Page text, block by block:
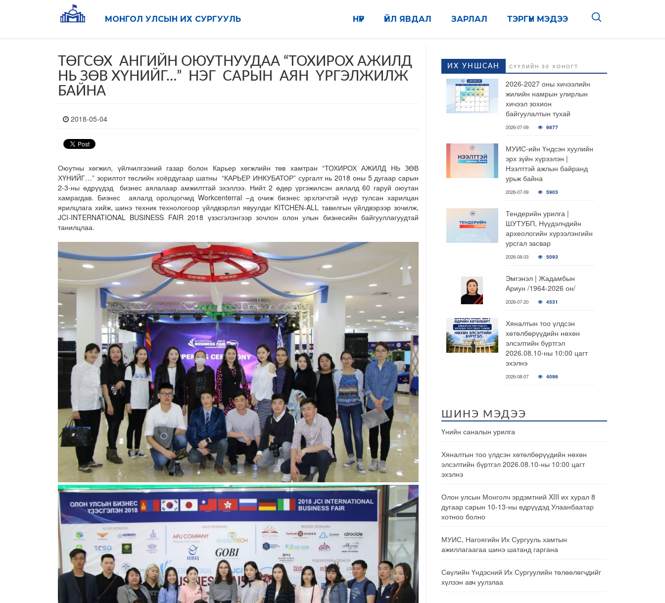
МОНГОЛ УЛСЫН ИХ СУРГУУЛЬ ТЭРГҮҮН МЭДЭЭ
ЗАРЛАЛ
ҮЙЛ ЯВДАЛ
НҮҮР
ТӨГСӨХ АНГИЙН ОЮУТНУУДАА “ТОХИРОХ АЖИЛД
НЬ ЗӨВ ХҮНИЙГ…” НЭГ САРЫН АЯН ҮРГЭЛЖИЛЖ
БАЙНА
2018-05-04
Оюутны хөгжил, үйлчилгээний газар болон Карьер хөгжлийн төв хамтран “ТОХИРОХ АЖИЛД НЬ ЗӨВ
ХҮНИЙГ…” зорилтот төслийн хоёрдугаар шатны “КАРЬЕР ИНКУБАТОР” сургалт нь 2018 оны 5 дугаар сарын
2-3-ны өдрүүдэд бизнес аялалаар амжилттай эхэллээ. Нийт 2 өдөр үргэжилсэн аялалд 60 гаруй оюутан
хамрагдав. Бизнес аялалд оролцогчид Workcenterral –д очиж бизнес эрхлэгчтэй нүүр тулсан харилцан
ярилцлага хийж, шинэ техник технологоор үйлдвэрлэл явуулдаг KITCHEN-ALL тавилгын үйлдвэрээр зочилж,
JCI-INTERNATIONAL BUSINESS FAIR 2018 үзэсгэлэнгээр зочлон олон улын бизнесийн байгууллагуудтай
танилцлаа.
ИХ УНШСАН СҮҮЛИЙН 30 ХОНОГТ
2026-2027 оны хичээлийн
жилийн намрын улирлын
хичээл зохион
байгуулалтын тухай
2026-07-09 9877
МУИС-ийн Үндсэн хуулийн
эрх зүйн хүрээлэн |
Нээлттэй ажлын байранд
урьж байна
2026-07-09 5903
Тендерийн урилга |
ШУТУБП, Нүүдэлчдийн
археологийн хүрээлэнгийн
урсгал засвар
2026-08-03 5093
Эмгэнэл | Жадамбын
Ариун /1964-2026 он/
2026-07-20 4531
Хяналтын тоо үлдсэн
хөтөлбөрүүдийн нөхөн
элсэлтийн бүртгэл
2026.08.10-ны 10:00 цагт
эхэлнэ
2026-08-07 4096
ШИНЭ МЭДЭЭ
Үнийн саналын урилга
Хяналтын тоо үлдсэн хөтөлбөрүүдийн нөхөн
элсэлтийн бүртгэл 2026.08.10-ны 10:00 цагт
эхэлнэ
Олон улсын Монголч эрдэмтний XIII их хурал 8
дугаар сарын 10-13-ны өдрүүдэд Улаанбаатар
хотноо болно
МУИС, Нагоягийн Их Сургууль хамтын
ажиллагаагаа шинэ шатанд гаргана
Сөүлийн Үндэсний Их Сургуулийн төлөөлөгчдийг
хүлээн авч уулзлаа